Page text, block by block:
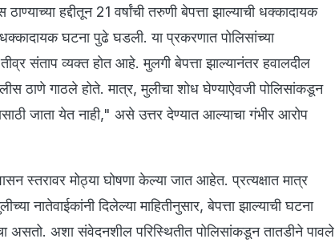
हद्दीतून 21 वर्षांची तरुणी बेपत्ता झाल्याची धक्कादायक
घटना पुढे घडली. या प्रकरणात पोलिसांच्या
संताप व्यक्त होत आहे. मुलगी बेपत्ता झाल्यानंतर हवालदील
ठाणे गाठले होते. मात्र, मुलीचा शोध घेण्याऐवजी पोलिसांकडून
जाता येत नाही," असे उत्तर देण्यात आल्याचा गंभीर आरोप
स्तरावर मोठ्या घोषणा केल्या जात आहेत. प्रत्यक्षात मात्र
नातेवाईकांनी दिलेल्या माहितीनुसार, बेपत्ता झाल्याची घटना
असतो. अशा संवेदनशील परिस्थितीत पोलिसांकडून तातडीने पावले